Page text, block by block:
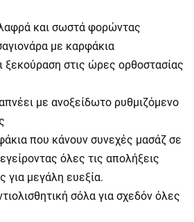
και σωστά φορώντας
με καρφάκια
ξεκούραση στις ώρες ορθοστασίας
με ανοξείδωτο ρυθμιζόμενο
που κάνουν συνεχές μασάζ σε
όλες τις απολήξεις
μεγάλη ευεξία.
σόλα για σχεδόν όλες